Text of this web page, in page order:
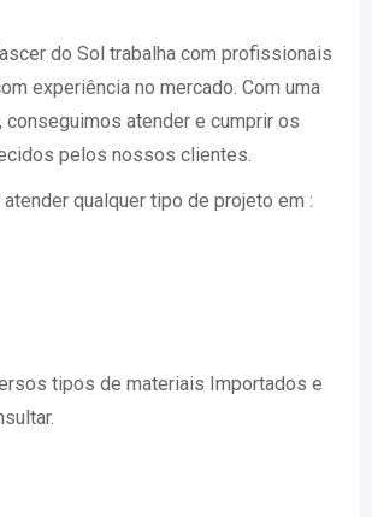
do Sol trabalha com profissionais
experiência no mercado. Com uma
conseguimos atender e cumprir os
pelos nossos clientes.
qualquer tipo de projeto em :
tipos de materiais Importados e